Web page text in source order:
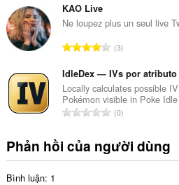
g
p
h
ạ
n
g
:
g
ố
ế
p
h
ạ
g
:
KAO Live
Ne loupez plus un seul live
T
n
g
s
ố
ế
p
3
IdleDex — IVs por atributo
Locally calculates possible
Pokémon visible in Poke
T
g
0
Phản hồi của người dùng
Bình luận: 1